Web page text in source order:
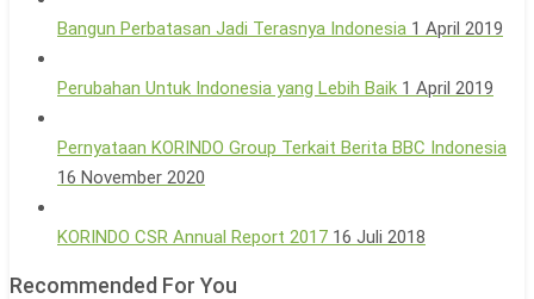
Bangun Perbatasan Jadi Terasnya Indonesia 1 April 2019
Perubahan Untuk Indonesia yang Lebih Baik 1 April 2019
Pernyataan KORINDO Group Terkait Berita BBC Indonesia
16 November 2020
KORINDO CSR Annual Report 2017 16 Juli 2018
Recommended For You